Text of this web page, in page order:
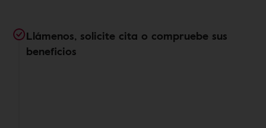
Llámenos, solicite cita o compruebe sus
beneficios